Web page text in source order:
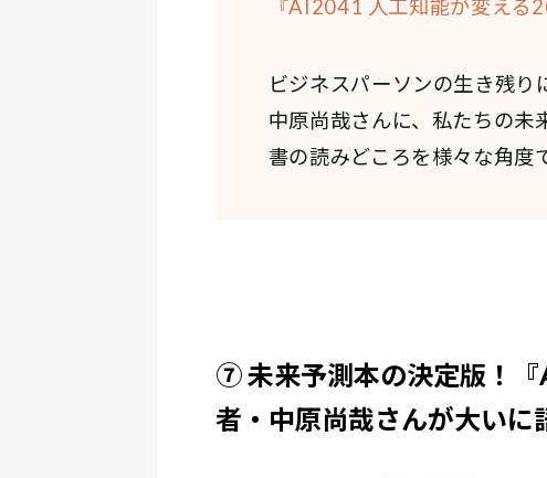
『AI2041 人工知能が変える
ビジネスパーソンの生き残り
中原尚哉さんに、私たちの未
書の読みどころを様々な角度
⑦ 未来予測本の決定版！『
者・中原尚哉さんが大いに